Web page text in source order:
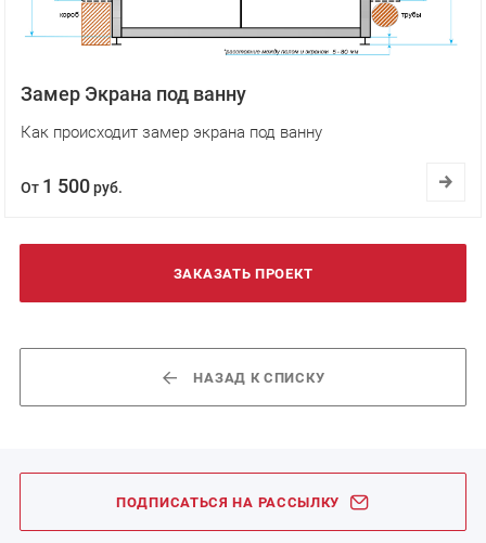
Замер Экрана под ванну
Как происходит замер экрана под ванну
От 1 500руб.
ЗАКАЗАТЬ ПРОЕКТ
НАЗАД К СПИСКУ
ПОДПИСАТЬСЯ НА РАССЫЛКУ